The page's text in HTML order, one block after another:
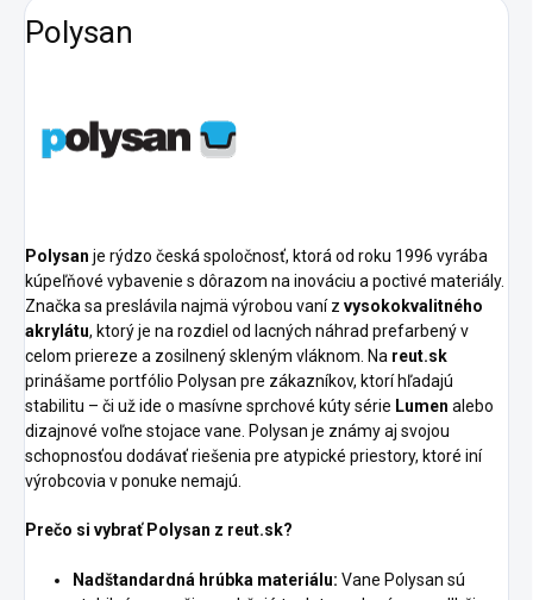
Polysan
Polysan je rýdzo česká spoločnosť, ktorá od roku 1996 vyrába
kúpeľňové vybavenie s dôrazom na inováciu a poctivé materiály.
Značka sa preslávila najmä výrobou vaní z vysokokvalitného
akrylátu, ktorý je na rozdiel od lacných náhrad prefarbený v
celom priereze a zosilnený skleným vláknom. Na reut.sk
prinášame portfólio Polysan pre zákazníkov, ktorí hľadajú
stabilitu – či už ide o masívne sprchové kúty série Lumen alebo
dizajnové voľne stojace vane. Polysan je známy aj svojou
schopnosťou dodávať riešenia pre atypické priestory, ktoré iní
výrobcovia v ponuke nemajú.
Prečo si vybrať Polysan z reut.sk?
Nadštandardná hrúbka materiálu: Vane Polysan sú